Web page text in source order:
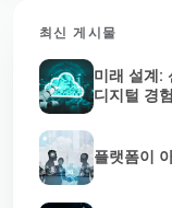
최신 게시물
미래 설계:
디지털 경
플랫폼이